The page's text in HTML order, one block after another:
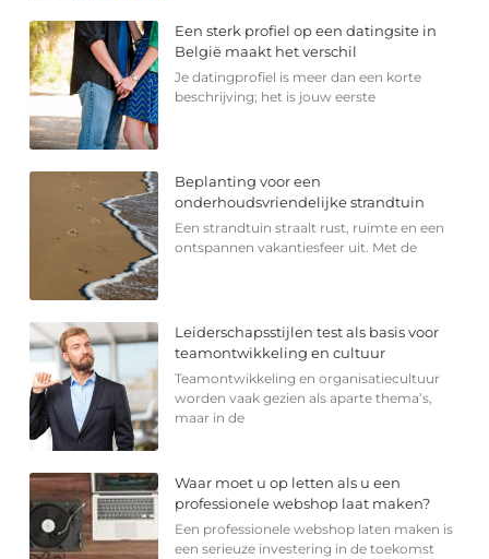
Een sterk profiel op een datingsite in
België maakt het verschil
Je datingprofiel is meer dan een korte
beschrijving; het is jouw eerste
Beplanting voor een
onderhoudsvriendelijke strandtuin
Een strandtuin straalt rust, ruimte en een
ontspannen vakantiesfeer uit. Met de
Leiderschapsstijlen test als basis voor
teamontwikkeling en cultuur
Teamontwikkeling en organisatiecultuur
worden vaak gezien als aparte thema’s,
maar in de
Waar moet u op letten als u een
professionele webshop laat maken?
Een professionele webshop laten maken is
een serieuze investering in de toekomst